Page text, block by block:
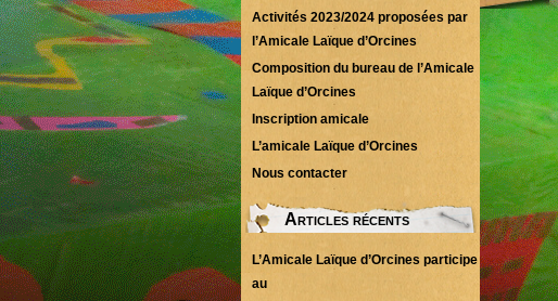
Activités 2023/2024 proposées par
l’Amicale Laïque d’Orcines
Composition du bureau de l’Amicale
Laïque d’Orcines
Inscription amicale
L’amicale Laïque d’Orcines
Nous contacter
Articles récents
L’Amicale Laïque d’Orcines participe
au